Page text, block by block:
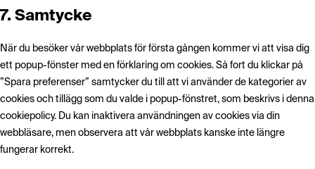
7. Samtycke
När du besöker vår webbplats för första gången kommer vi att visa dig
ett popup-fönster med en förklaring om cookies. Så fort du klickar på
”Spara preferenser” samtycker du till att vi använder de kategorier av
cookies och tillägg som du valde i popup-fönstret, som beskrivs i denna
cookiepolicy. Du kan inaktivera användningen av cookies via din
webbläsare, men observera att vår webbplats kanske inte längre
fungerar korrekt.